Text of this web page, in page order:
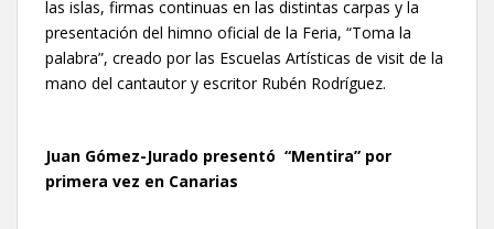
las islas, firmas continuas en las distintas carpas y la
presentación del himno oficial de la Feria, “Toma la
palabra”, creado por las Escuelas Artísticas de visit de la
mano del cantautor y escritor Rubén Rodríguez.
Juan Gómez-Jurado presentó “Mentira” por
primera vez en Canarias